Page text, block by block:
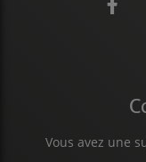
Vous avez une